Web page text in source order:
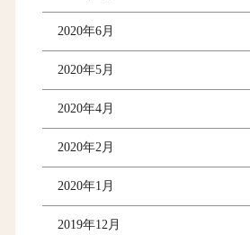
2020年6月
2020年5月
2020年4月
2020年2月
2020年1月
2019年12月